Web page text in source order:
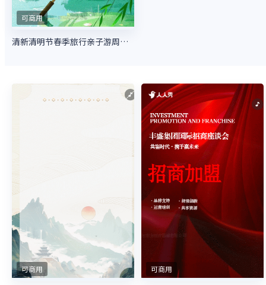
可商用
清新清明节春季旅行亲子游周边游
可商用 可商用